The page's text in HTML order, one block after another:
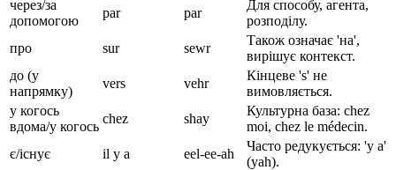
через/за
допомогою
par par
Для способу, агента,
розподілу.
про
sur sewr
Також означає 'на',
вирішує контекст.
до (у
напрямку)
vers vehr
Кінцеве 's' не
вимовляється.
у когось
вдома/у когось
chez shay
Культурна база: chez
moi, chez le médecin.
є/існує
il y a eel-ee-ah
Часто редукується: 'y a'
(yah).